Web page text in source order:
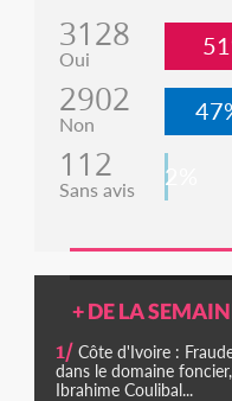
3128
Oui
2902
Non
112
Sans avis 2%
+ DE LA
1/ Côte d'Ivoire :
dans le domaine foncier,
Ibrahime Coulibal...